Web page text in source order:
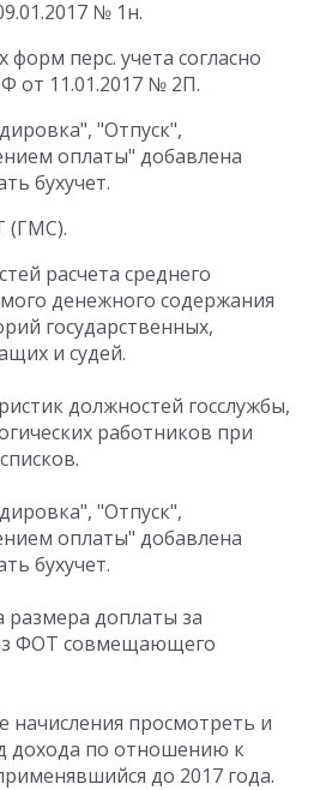
№ 1н.
перс. учета согласно
от 11.01.2017 № 2П.
"Отпуск",
оплаты" добавлена
бухучет.
(ГМС).
расчета среднего
денежного содержания
государственных,
и судей.
должностей госслужбы,
работников при
"Отпуск",
оплаты" добавлена
бухучет.
размера доплаты за
ФОТ совмещающего
просмотреть и
дохода по отношению к
до 2017 года.